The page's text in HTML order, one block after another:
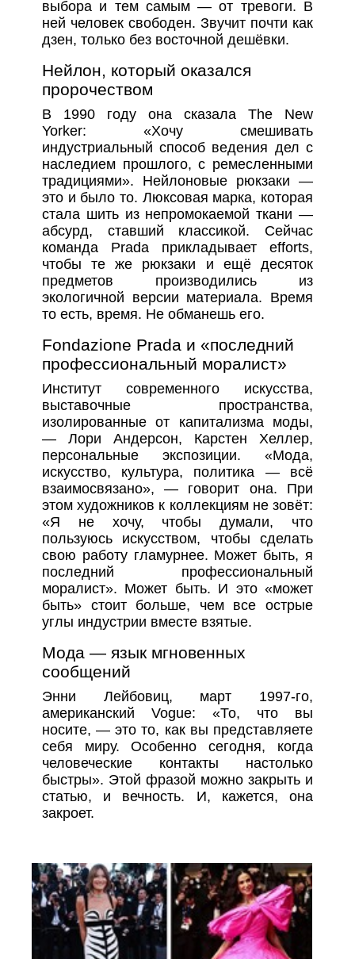
выбора и тем самым — от тревоги. В
ней человек свободен. Звучит почти как
дзен, только без восточной дешёвки.
Нейлон, который оказался
пророчеством
В 1990 году она сказала The New
Yorker: «Хочу смешивать
индустриальный способ ведения дел с
наследием прошлого, с ремесленными
традициями». Нейлоновые рюкзаки —
это и было то. Люксовая марка, которая
стала шить из непромокаемой ткани —
абсурд, ставший классикой. Сейчас
команда Prada прикладывает efforts,
чтобы те же рюкзаки и ещё десяток
предметов производились из
экологичной версии материала. Время
то есть, время. Не обманешь его.
Fondazione Prada и «последний
профессиональный моралист»
Институт современного искусства,
выставочные пространства,
изолированные от капитализма моды,
— Лори Андерсон, Карстен Хеллер,
персональные экспозиции. «Мода,
искусство, культура, политика — всё
взаимосвязано», — говорит она. При
этом художников к коллекциям не зовёт:
«Я не хочу, чтобы думали, что
пользуюсь искусством, чтобы сделать
свою работу гламурнее. Может быть, я
последний профессиональный
моралист». Может быть. И это «может
быть» стоит больше, чем все острые
углы индустрии вместе взятые.
Мода — язык мгновенных
сообщений
Энни Лейбовиц, март 1997-го,
американский Vogue: «То, что вы
носите, — это то, как вы представляете
себя миру. Особенно сегодня, когда
человеческие контакты настолько
быстры». Этой фразой можно закрыть и
статью, и вечность. И, кажется, она
закроет.